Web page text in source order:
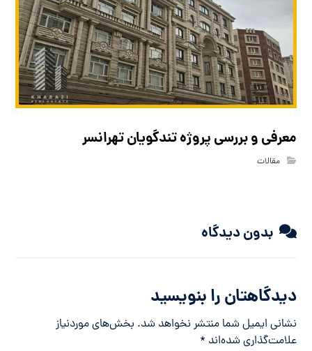
معرفی و بررسی پروژه تندگویان تهرانسر
مقالات
بدون دیدگاه
دیدگاهتان را بنویسید
نشانی ایمیل شما منتشر نخواهد شد. بخش‌های موردنیاز
علامت‌گذاری شده‌اند *